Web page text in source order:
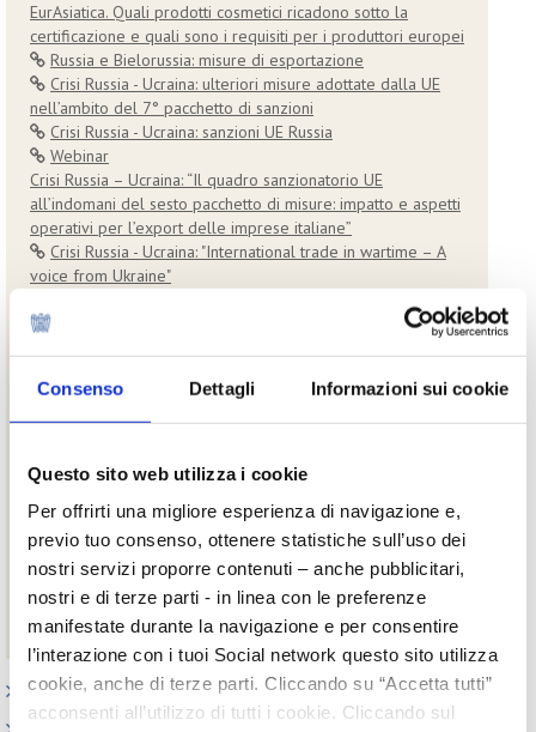
Consenso Dettagli Informazioni sui cookie
Questo sito web utilizza i cookie
Per offrirti una migliore esperienza di navigazione e,
previo tuo consenso, ottenere statistiche sull’uso dei
nostri servizi proporre contenuti – anche pubblicitari,
nostri e di terze parti - in linea con le preferenze
manifestate durante la navigazione e per consentire
l’interazione con i tuoi Social network questo sito utilizza
cookie, anche di terze parti. Cliccando su “Accetta tutti”
acconsenti all’utilizzo di tutti i cookie. Cliccando sul
EurAsiatica. Quali prodotti cosmetici ricadono sotto la
certificazione e quali sono i requisiti per i produttori europei
Russia e Bielorussia: misure di esportazione
Crisi Russia - Ucraina: ulteriori misure adottate dalla UE
nell’ambito del 7° pacchetto di sanzioni
Crisi Russia - Ucraina: sanzioni UE Russia
Webinar
Crisi Russia – Ucraina: “Il quadro sanzionatorio UE
all’indomani del sesto pacchetto di misure: impatto e aspetti
operativi per l’export delle imprese italiane”
Crisi Russia - Ucraina: "International trade in wartime – A
voice from Ukraine"
danneggiate dal conflitto in Ucraina
Crisi Russia - Ucraina: Operatività Fondo 394 a sostegno
delle imprese impattate nei loro approvvigionamenti da
"The impact of the Russia - Ukraine crisis on the beauty
sector in the Russian Federation and the EAEU"
The impact of the Russia - Ukraine crisis on the beauty
sector in the Russian Federation and the EAEU - 23 maggio
2022
Crisi Russia - Ucraina: Vademecum per la stipula di nuovi
contratti con controparti in Russia, Bielorussia o in territori
limitrofi
Paesi